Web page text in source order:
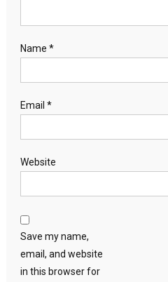
Name *
Email *
Website
Save my name,
email, and website
in this browser for